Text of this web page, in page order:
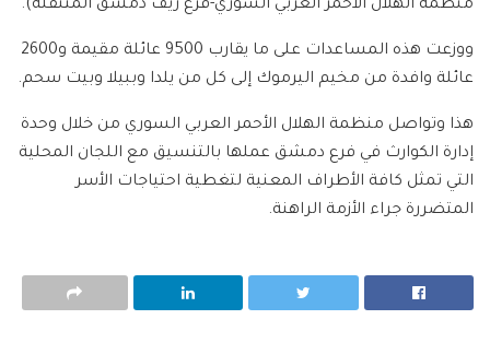
منظمة الهلال الأحمر العربي السوري-فرع ريف دمشق المتنقلة).
ووزعت هذه المساعدات على ما يقارب 9500 عائلة مقيمة و2600
عائلة وافدة من مخيم اليرموك إلى كل من يلدا وببيلا وبيت سحم.
هذا وتواصل منظمة الهلال الأحمر العربي السوري من خلال وحدة
إدارة الكوارث في فرع دمشق عملها بالتنسيق مع اللجان المحلية
التي تمثل كافة الأطراف المعنية لتغطية احتياجات الأسر
المتضررة جراء الأزمة الراهنة.